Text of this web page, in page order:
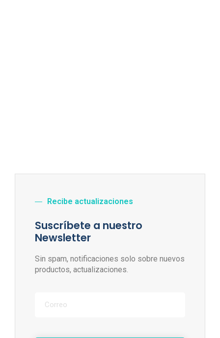
Recibe actualizaciones
Suscríbete a nuestro
Newsletter
Sin spam, notificaciones solo sobre nuevos
productos, actualizaciones.